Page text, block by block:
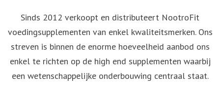
Sinds 2012 verkoopt en distributeert NootroFit
voedingsupplementen van enkel kwaliteitsmerken. Ons
streven is binnen de enorme hoeveelheid aanbod ons
enkel te richten op de high end supplementen waarbij
een wetenschappelijke onderbouwing centraal staat.